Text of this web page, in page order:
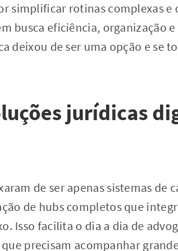
simplificar rotinas complexas e
busca eficiência, organização
deixou de ser uma opção e se
jurídicas
de ser apenas sistemas de
de hubs completos que
Isso facilita o dia a dia de
precisam acompanhar